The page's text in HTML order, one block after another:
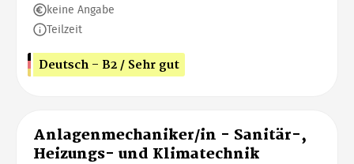
keine Angabe
Teilzeit
Deutsch - B2 / Sehr gut
Anlagenmechaniker/in - Sanitär-,
Heizungs- und Klimatechnik